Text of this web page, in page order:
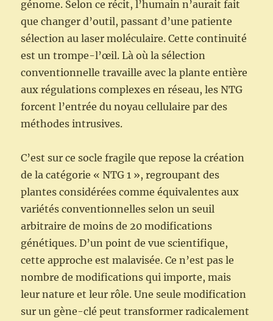
génome. Selon ce récit, l’humain n’aurait fait
que changer d’outil, passant d’une patiente
sélection au laser moléculaire. Cette continuité
est un trompe-l’œil. Là où la sélection
conventionnelle travaille avec la plante entière
aux régulations complexes en réseau, les NTG
forcent l’entrée du noyau cellulaire par des
méthodes intrusives.
C’est sur ce socle fragile que repose la création
de la catégorie « NTG 1 », regroupant des
plantes considérées comme équivalentes aux
variétés conventionnelles selon un seuil
arbitraire de moins de 20 modifications
génétiques. D’un point de vue scientifique,
cette approche est malavisée. Ce n’est pas le
nombre de modifications qui importe, mais
leur nature et leur rôle. Une seule modification
sur un gène-clé peut transformer radicalement